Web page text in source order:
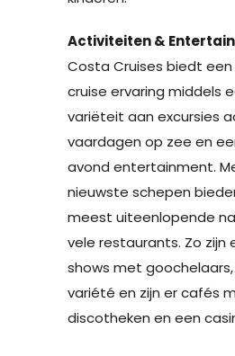
Activiteiten &
Costa Cruises biedt
cruise ervaring middels
variëteit aan excursies
vaardagen op zee en
avond entertainment.
nieuwste schepen
meest uiteenlopende
vele restaurants. Zo zijn
shows met
variété en zijn er cafés
discotheken en een